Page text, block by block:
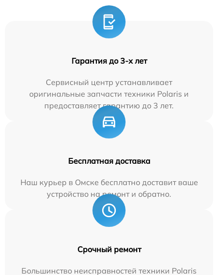
Гарантия до 3-х лет
Сервисный центр устанавливает
оригинальные запчасти техники Polaris и
предоставляет гарантию до 3 лет.
Бесплатная доставка
Наш курьер в Омске бесплатно доставит ваше
устройство на ремонт и обратно.
Срочный ремонт
Большинство неисправностей техники Polaris